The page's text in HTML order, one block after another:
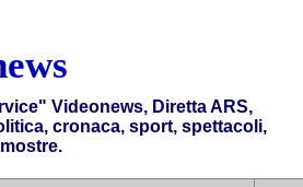
Videonews, Diretta ARS,
cronaca, sport, spettacoli,